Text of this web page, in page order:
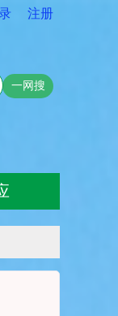
注册
一网搜